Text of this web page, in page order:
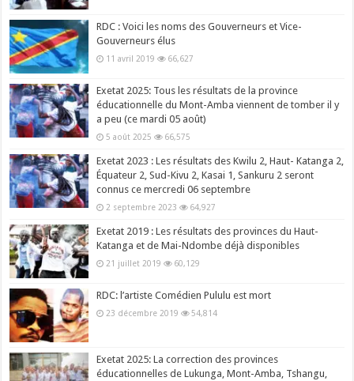
RDC : Voici les noms des Gouverneurs et Vice-
Gouverneurs élus
11 avril 2019 66,627
Exetat 2025: Tous les résultats de la province
éducationnelle du Mont-Amba viennent de tomber il y
a peu (ce mardi 05 août)
5 août 2025 66,575
Exetat 2023 : Les résultats des Kwilu 2, Haut- Katanga 2,
Équateur 2, Sud-Kivu 2, Kasai 1, Sankuru 2 seront
connus ce mercredi 06 septembre
2 septembre 2023 64,927
Exetat 2019 : Les résultats des provinces du Haut-
Katanga et de Mai-Ndombe déjà disponibles
21 juillet 2019 60,129
RDC: l’artiste Comédien Pululu est mort
23 décembre 2019 54,814
Exetat 2025: La correction des provinces
éducationnelles de Lukunga, Mont-Amba, Tshangu,